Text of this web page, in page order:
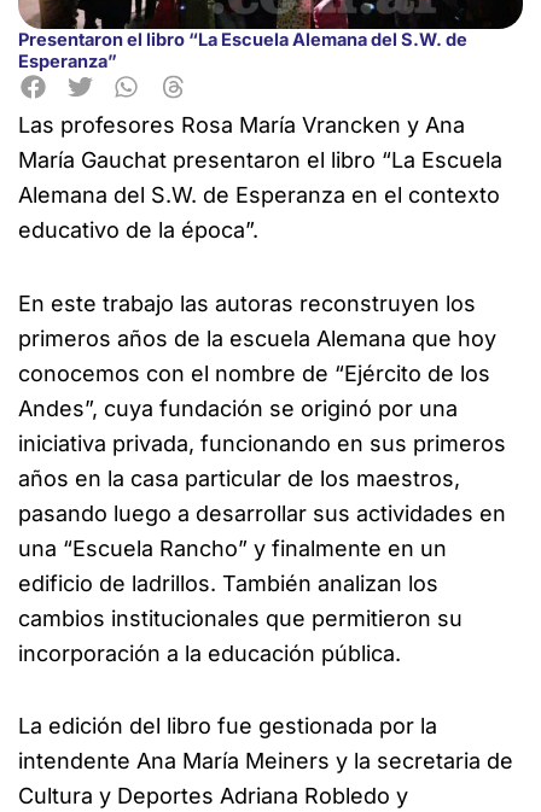
Presentaron el libro “La Escuela Alemana del S.W. de
Esperanza”
Las profesores Rosa María Vrancken y Ana
María Gauchat presentaron el libro “La Escuela
Alemana del S.W. de Esperanza en el contexto
educativo de la época”.
En este trabajo las autoras reconstruyen los
primeros años de la escuela Alemana que hoy
conocemos con el nombre de “Ejército de los
Andes”, cuya fundación se originó por una
iniciativa privada, funcionando en sus primeros
años en la casa particular de los maestros,
pasando luego a desarrollar sus actividades en
una “Escuela Rancho” y finalmente en un
edificio de ladrillos. También analizan los
cambios institucionales que permitieron su
incorporación a la educación pública.
La edición del libro fue gestionada por la
intendente Ana María Meiners y la secretaria de
Cultura y Deportes Adriana Robledo y